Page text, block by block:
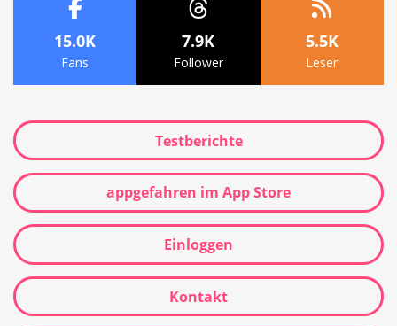
15.0K
Fans
7.9K
Follower
5.5K
Leser
Testberichte
appgefahren im App Store
Einloggen
Kontakt